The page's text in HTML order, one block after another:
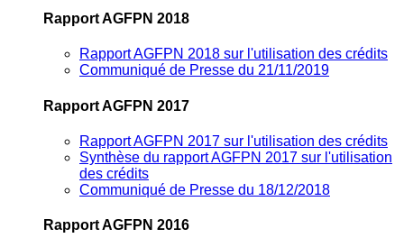
Rapport AGFPN 2018
Rapport AGFPN 2018 sur l'utilisation des crédits
Communiqué de Presse du 21/11/2019
Rapport AGFPN 2017
Rapport AGFPN 2017 sur l'utilisation des crédits
Synthèse du rapport AGFPN 2017 sur l'utilisation
des crédits
Communiqué de Presse du 18/12/2018
Rapport AGFPN 2016